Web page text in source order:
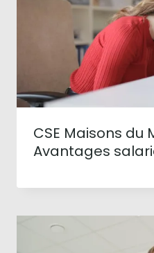
CSE Maisons du
Avantages